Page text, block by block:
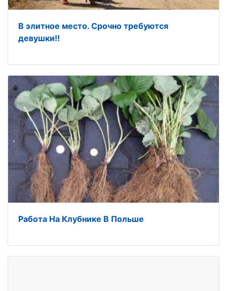
В элитное место. Срочно требуются
девушки!!
Работа На Клубнике В Польше